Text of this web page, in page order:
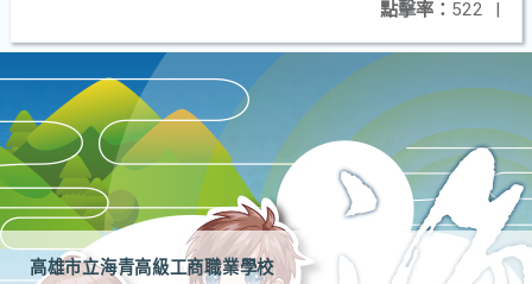
點擊率： 522 |
高雄市立海青高級工商職業學校